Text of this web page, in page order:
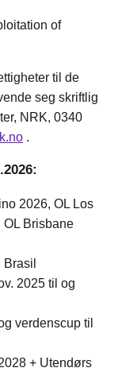
of
til de
seg skriftlig
NRK, 0340
.
2026, OL Los
OL Brisbane
2025 til og
verdenscup til
+ Utendørs